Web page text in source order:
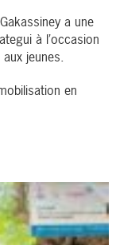
a une
à l’occasion
jeunes.
en